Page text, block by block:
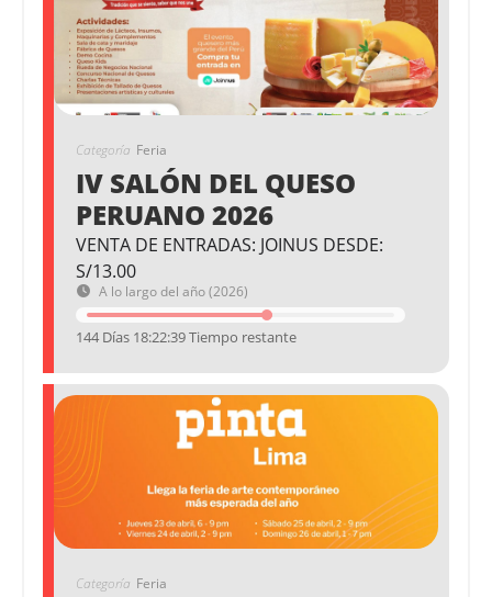
Categoría Feria
IV SALÓN DEL QUESO
PERUANO 2026
VENTA DE ENTRADAS: JOINUS DESDE:
S/13.00
A lo largo del año (2026)
144 Días 18:22:39 Tiempo restante
Categoría Feria